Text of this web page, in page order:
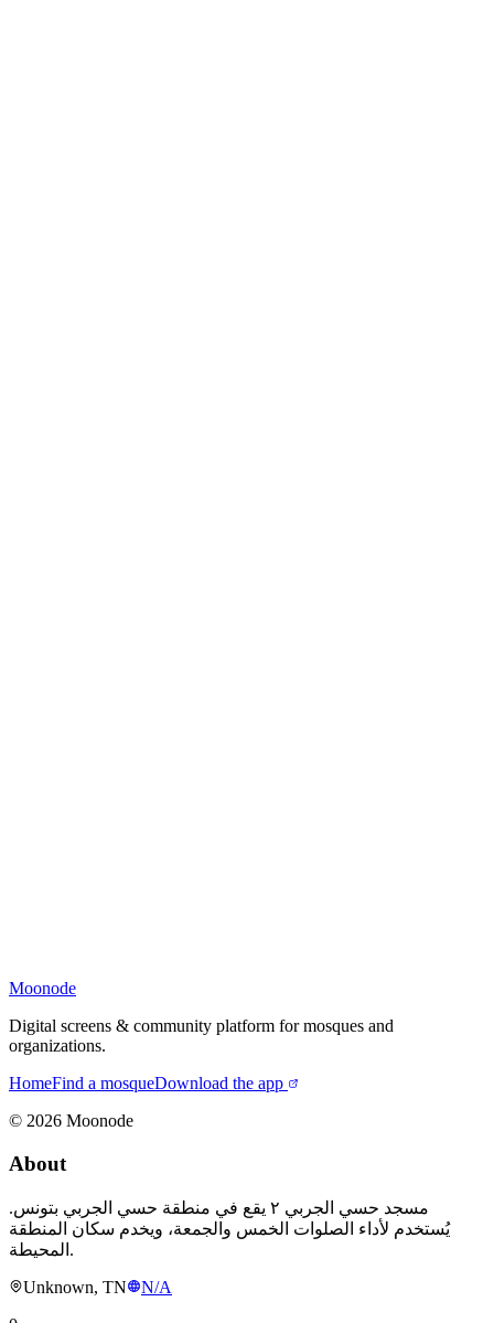
Moonode
Digital screens & community platform for mosques and
organizations.
HomeFind a mosqueDownload the app
© 2026 Moonode
About
مسجد حسي الجربي ٢ يقع في منطقة حسي الجربي بتونس.
يُستخدم لأداء الصلوات الخمس والجمعة، ويخدم سكان المنطقة
المحيطة.
Unknown, TN
N/A